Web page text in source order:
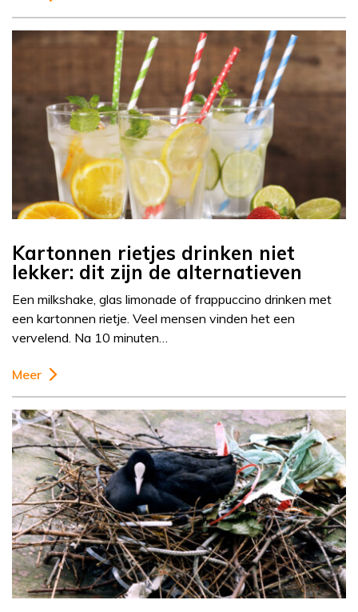
Kartonnen rietjes drinken niet
lekker: dit zijn de alternatieven
Een milkshake, glas limonade of frappuccino drinken met
een kartonnen rietje. Veel mensen vinden het een
vervelend. Na 10 minuten…
Meer